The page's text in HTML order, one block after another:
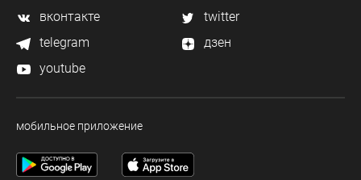
вконтакте
twitter
telegram
дзен
youtube
мобильное приложение